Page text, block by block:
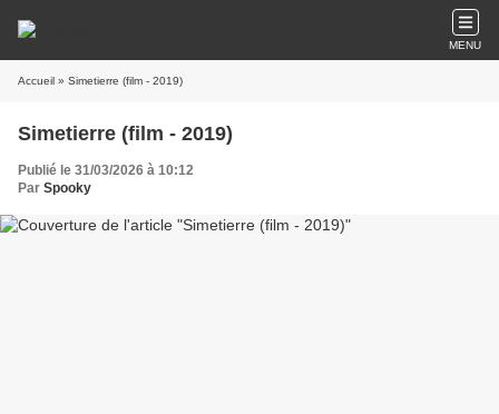
MENU
Accueil » Simetierre (film - 2019)
Simetierre (film - 2019)
Publié le 31/03/2026 à 10:12
Par Spooky